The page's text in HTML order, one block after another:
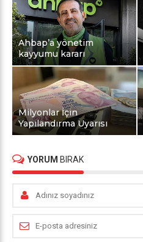
Ahbap’a yönetim
kayyumu kararı
Milyonlar İçin
Yapılandırma Uyarısı
YORUM BIRAK